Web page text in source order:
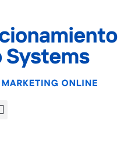
tu web gratis